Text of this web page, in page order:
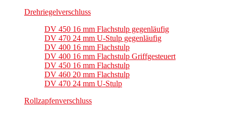
Drehriegelverschluss
DV 450 16 mm Flachstulp gegenläufig
DV 470 24 mm U-Stulp gegenläufig
DV 400 16 mm Flachstulp
DV 400 16 mm Flachstulp Griffgesteuert
DV 450 16 mm Flachstulp
DV 460 20 mm Flachstulp
DV 470 24 mm U-Stulp
Rollzapfenverschluss